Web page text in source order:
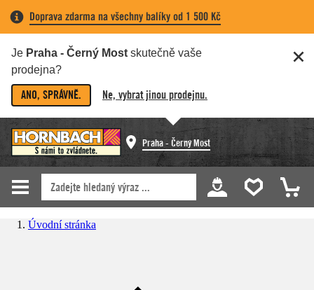
Doprava zdarma na všechny balíky od 1 500 Kč
Je Praha - Černý Most skutečně vaše
prodejna?
ANO, SPRÁVNĚ. Ne, vybrat jinou prodejnu.
Praha - Černý Most
Úvodní stránka